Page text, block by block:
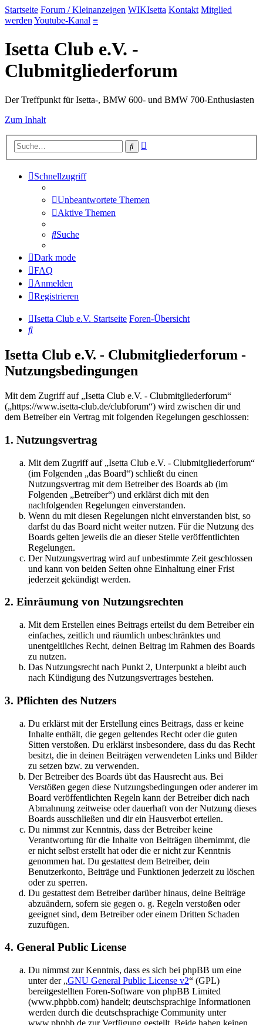
Startseite Forum / Kleinanzeigen WIKIsetta Kontakt Mitglied
werden Youtube-Kanal ≡
Isetta Club e.V. -
Clubmitgliederforum
Der Treffpunkt für Isetta-, BMW 600- und BMW 700-Enthusiasten
Zum Inhalt
Suche
Schnellzugriff
Unbeantwortete Themen
Aktive Themen
Suche
Dark mode
FAQ
Anmelden
Registrieren
Isetta Club e.V. Startseite Foren-Übersicht
Suche
Isetta Club e.V. - Clubmitgliederforum -
Nutzungsbedingungen
Mit dem Zugriff auf „Isetta Club e.V. - Clubmitgliederforum“
(„https://www.isetta-club.de/clubforum“) wird zwischen dir und
dem Betreiber ein Vertrag mit folgenden Regelungen geschlossen:
1. Nutzungsvertrag
Mit dem Zugriff auf „Isetta Club e.V. - Clubmitgliederforum“
(im Folgenden „das Board“) schließt du einen
Nutzungsvertrag mit dem Betreiber des Boards ab (im
Folgenden „Betreiber“) und erklärst dich mit den
nachfolgenden Regelungen einverstanden.
Wenn du mit diesen Regelungen nicht einverstanden bist, so
darfst du das Board nicht weiter nutzen. Für die Nutzung des
Boards gelten jeweils die an dieser Stelle veröffentlichten
Regelungen.
Der Nutzungsvertrag wird auf unbestimmte Zeit geschlossen
und kann von beiden Seiten ohne Einhaltung einer Frist
jederzeit gekündigt werden.
2. Einräumung von Nutzungsrechten
Mit dem Erstellen eines Beitrags erteilst du dem Betreiber ein
einfaches, zeitlich und räumlich unbeschränktes und
unentgeltliches Recht, deinen Beitrag im Rahmen des Boards
zu nutzen.
Das Nutzungsrecht nach Punkt 2, Unterpunkt a bleibt auch
nach Kündigung des Nutzungsvertrages bestehen.
3. Pflichten des Nutzers
Du erklärst mit der Erstellung eines Beitrags, dass er keine
Inhalte enthält, die gegen geltendes Recht oder die guten
Sitten verstoßen. Du erklärst insbesondere, dass du das Recht
besitzt, die in deinen Beiträgen verwendeten Links und Bilder
zu setzen bzw. zu verwenden.
Der Betreiber des Boards übt das Hausrecht aus. Bei
Verstößen gegen diese Nutzungsbedingungen oder anderer im
Board veröffentlichten Regeln kann der Betreiber dich nach
Abmahnung zeitweise oder dauerhaft von der Nutzung dieses
Boards ausschließen und dir ein Hausverbot erteilen.
Du nimmst zur Kenntnis, dass der Betreiber keine
Verantwortung für die Inhalte von Beiträgen übernimmt, die
er nicht selbst erstellt hat oder die er nicht zur Kenntnis
genommen hat. Du gestattest dem Betreiber, dein
Benutzerkonto, Beiträge und Funktionen jederzeit zu löschen
oder zu sperren.
Du gestattest dem Betreiber darüber hinaus, deine Beiträge
abzuändern, sofern sie gegen o. g. Regeln verstoßen oder
geeignet sind, dem Betreiber oder einem Dritten Schaden
zuzufügen.
4. General Public License
Du nimmst zur Kenntnis, dass es sich bei phpBB um eine
unter der „GNU General Public License v2“ (GPL)
bereitgestellten Foren-Software von phpBB Limited
(www.phpbb.com) handelt; deutschsprachige Informationen
werden durch die deutschsprachige Community unter
www.phpbb.de zur Verfügung gestellt. Beide haben keinen